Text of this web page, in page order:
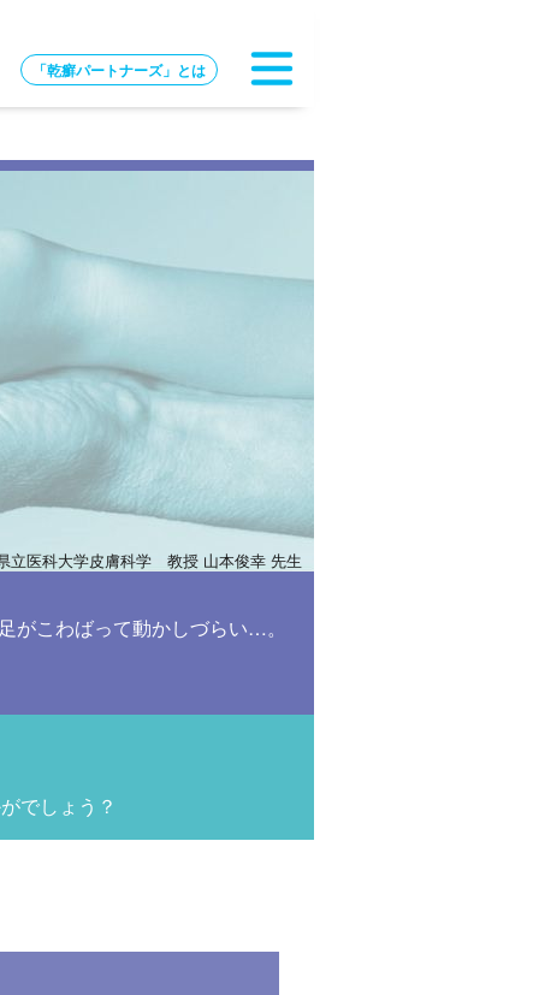
「乾癬パートナーズ」とは
立医科大学皮膚科学 教授 山本俊幸 先生
こわばって動かしづらい…。
でしょう？